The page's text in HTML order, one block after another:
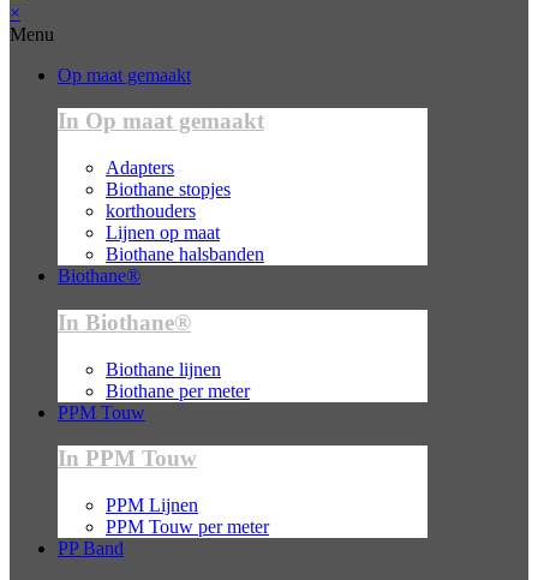
×
Menu
Op maat gemaakt
In Op maat gemaakt
Adapters
Biothane stopjes
korthouders
Lijnen op maat
Biothane halsbanden
Biothane®
In Biothane®
Biothane lijnen
Biothane per meter
PPM Touw
In PPM Touw
PPM Lijnen
PPM Touw per meter
PP Band